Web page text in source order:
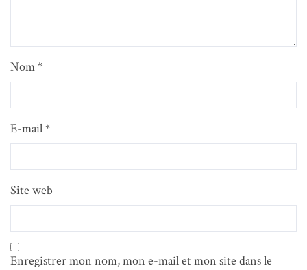
Nom*
E-mail*
Site web
Enregistrer mon nom, mon e-mail et mon site dans le